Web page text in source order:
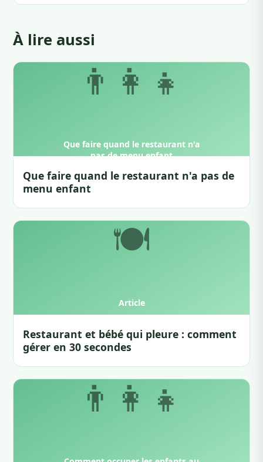
À lire aussi
Que faire quand le restaurant n'a pas de
menu enfant
Restaurant et bébé qui pleure : comment
gérer en 30 secondes